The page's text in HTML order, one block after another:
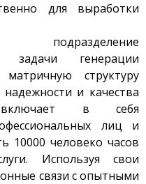
для выработки
задачи генерации
матричную структуру
и качества
включает в себя
лиц и
10000 человеко часов
Используя свои
связи с опытными